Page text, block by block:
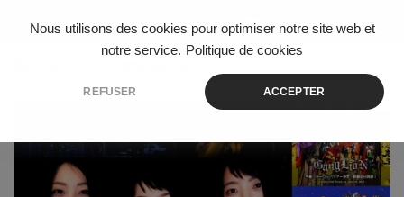
Nous utilisons des cookies pour optimiser notre site web et
notre service. Politique de cookies
REFUSER ACCEPTER
Skip to content